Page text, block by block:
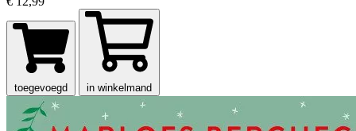
toegevoegd in winkelmand